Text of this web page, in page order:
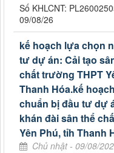
Số KHLCNT:
09/08/26
kế hoạch lựa chọn
tư dự án: Cải tạo
chất trường THPT
Thanh Hóa.kế
chuẩn bị đầu tư dự
khán đài sân thể
Yên Phú, tỉh Thanh
Chủ nhật - 09/08/